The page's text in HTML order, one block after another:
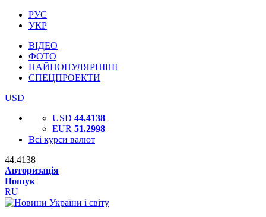
РУС
УКР
ВІДЕО
ФОТО
НАЙПОПУЛЯРНІШІ
СПЕЦПРОЕКТИ
USD
USD 44.4138
EUR 51.2998
Всі курси валют
44.4138
Авторизація
Пошук
RU